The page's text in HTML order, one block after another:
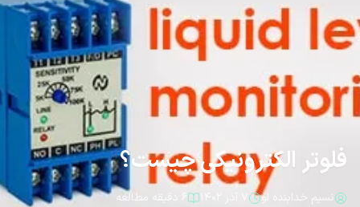
فلوتر الکترونیکی چیست؟
نسیم خدابنده لو